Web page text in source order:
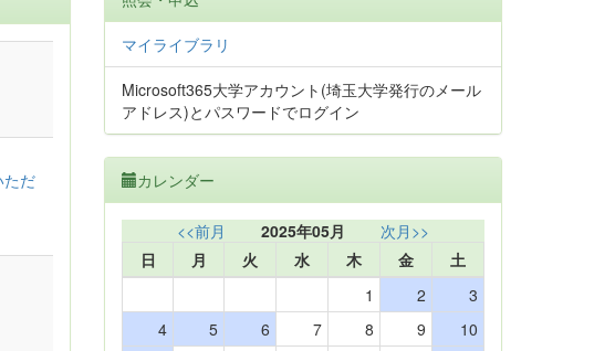
ただ
マイライブラリ
Microsoft365大学アカウント(埼玉大学発行のメール
アドレス)とパスワードでログイン
カレンダー
<<前月 2025年05月
次月>>
日
月 火 水 木 金
土
1
2
3
4
5 6 7 8 9
10